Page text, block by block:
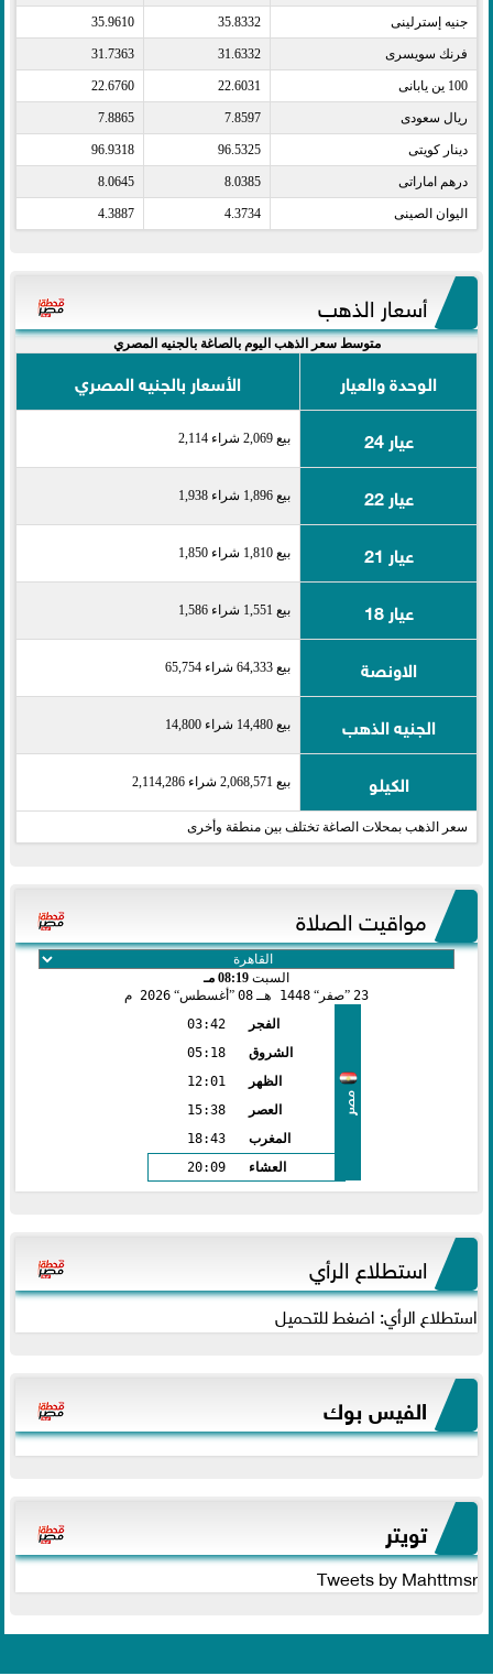
جنيه إسترلينى​ 35.8332
35.9610
فرنك سويسرى​ 31.6332
31.7363
100 ين يابانى​ 22.6031
22.6760
ريال سعودى​ 7.8597
7.8865
دينار كويتى​ 96.5325
96.9318
درهم اماراتى​ 8.0385
8.0645
اليوان الصينى​ 4.3734
4.3887
أسعار الذهب
متوسط سعر الذهب اليوم بالصاغة بالجنيه المصري
الوحدة والعيار
الأسعار بالجنيه المصري
عيار 24
بيع 2,069 شراء 2,114
عيار 22 بيع 1,896 شراء 1,938
عيار 21 بيع 1,810 شراء 1,850
عيار 18 بيع 1,551 شراء 1,586
الاونصة بيع 64,333 شراء 65,754
الجنيه الذهب بيع 14,480 شراء 14,800
الكيلو بيع 2,068,571 شراء 2,114,286
سعر الذهب بمحلات الصاغة تختلف بين منطقة وأخرى
مواقيت الصلاة
السبت 08:19 مـ
23 صفر 1448 هـ 08 أغسطس 2026 م
مصر
الفجر
03:42
الشروق
05:18
الظهر
12:01
العصر
15:38
المغرب
18:43
العشاء
20:09
استطلاع الرأي
استطلاع الرأي: اضغط للتحميل
الفيس بوك
تويتر
Tweets by Mahttmsr